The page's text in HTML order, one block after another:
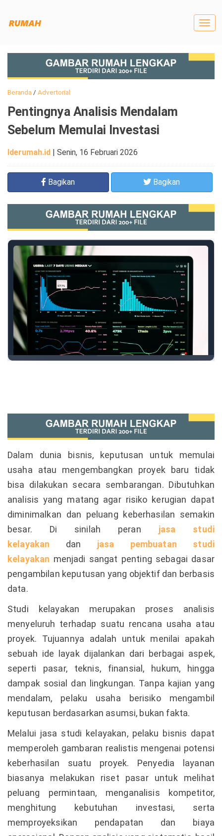
Beranda/ Advertorial
Pentingnya Analisis Mendalam
Sebelum Memulai Investasi
Iderumah.id Senin, 16 Februari 2026
Bagikan Bagikan
Dalam dunia bisnis, keputusan untuk memulai
usaha atau mengembangkan proyek baru tidak
bisa dilakukan secara sembarangan. Dibutuhkan
analisis yang matang agar risiko kerugian dapat
diminimalkan dan peluang keberhasilan semakin
besar. Di sinilah peran jasa studi
kelayakan dan jasa pembuatan studi
kelayakan menjadi sangat penting sebagai dasar
pengambilan keputusan yang objektif dan berbasis
data.
Studi kelayakan merupakan proses analisis
menyeluruh terhadap suatu rencana usaha atau
proyek. Tujuannya adalah untuk menilai apakah
sebuah ide layak dijalankan dari berbagai aspek,
seperti pasar, teknis, finansial, hukum, hingga
dampak sosial dan lingkungan. Tanpa kajian yang
mendalam, pelaku usaha berisiko mengambil
keputusan berdasarkan asumsi, bukan fakta.
Melalui jasa studi kelayakan, pelaku bisnis dapat
memperoleh gambaran realistis mengenai potensi
keberhasilan suatu proyek. Penyedia layanan
biasanya melakukan riset pasar untuk melihat
peluang permintaan, menganalisis kompetitor,
menghitung kebutuhan investasi, serta
memproyeksikan pendapatan dan biaya